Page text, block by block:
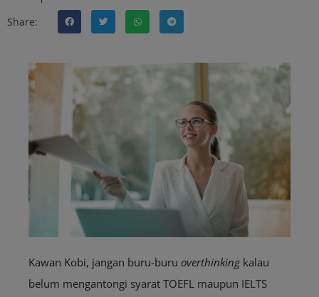
Share:
Kawan Kobi, jangan buru-buru overthinking kalau
belum mengantongi syarat TOEFL maupun IELTS